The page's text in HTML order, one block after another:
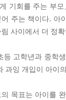
게 기회를 주는 부
어 주는 책이다. 아
사이에서 더 정
등 고학년과 중학
과잉 개입이 아이
의 목표는 아이를